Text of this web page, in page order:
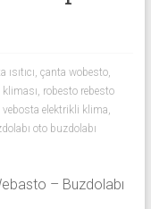
çanta wobesto,
robesto rebesto
vebosta elektrikli klima
oto buzdolabı
– Buzdolabı